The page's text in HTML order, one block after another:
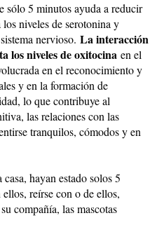
sólo 5 minutos ayuda a reducir
niveles de serotonina y
nervioso. La interacción
los niveles de oxitocina en el
en el reconocimiento y
y en la formación de
lo que contribuye al
las relaciones con las
tranquilos, cómodos y en
hayan estado solos 5
reírse con o de ellos,
compañía, las mascotas